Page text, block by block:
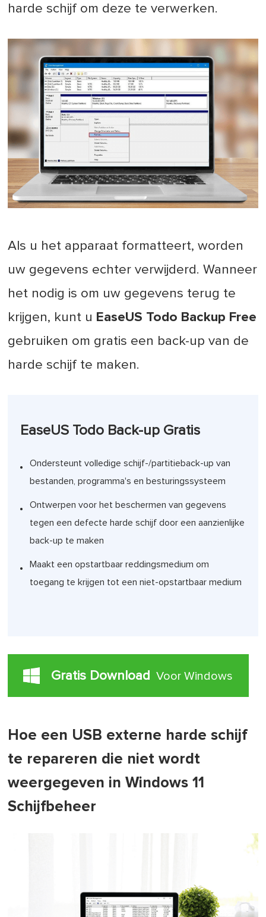
harde schijf om deze te verwerken.
Als u het apparaat formatteert, worden
uw gegevens echter verwijderd. Wanneer
het nodig is om uw gegevens terug te
krijgen, kunt u EaseUS Todo Backup Free
gebruiken om gratis een back-up van de
harde schijf te maken.
EaseUS Todo Back-up Gratis
Ondersteunt volledige schijf-/partitieback-up van
bestanden, programma's en besturingssysteem
Ontwerpen voor het beschermen van gegevens
tegen een defecte harde schijf door een aanzienlijke
back-up te maken
Maakt een opstartbaar reddingsmedium om
toegang te krijgen tot een niet-opstartbaar medium
Gratis Download Voor Windows
Hoe een USB externe harde schijf
te repareren die niet wordt
weergegeven in Windows 11
Schijfbeheer